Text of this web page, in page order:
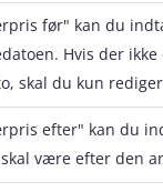
før" kan du
Hvis der ikke
skal du kun
efter" kan du
være efter den